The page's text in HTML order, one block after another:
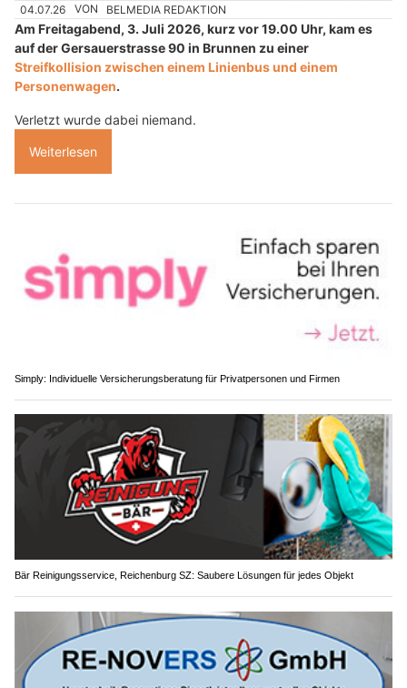
04.07.26 VON BELMEDIA REDAKTION
Am Freitagabend, 3. Juli 2026, kurz vor 19.00 Uhr, kam es
auf der Gersauerstrasse 90 in Brunnen zu einer
Streifkollision zwischen einem Linienbus und einem
Personenwagen.
Verletzt wurde dabei niemand.
Weiterlesen
Simply: Individuelle Versicherungsberatung für Privatpersonen und Firmen
Bär Reinigungsservice, Reichenburg SZ: Saubere Lösungen für jedes Objekt